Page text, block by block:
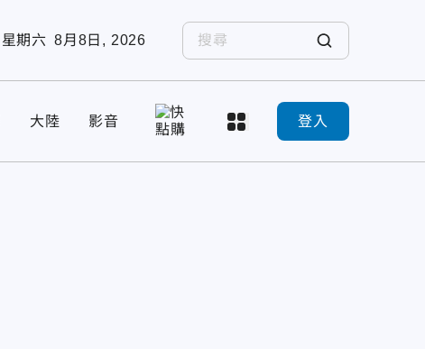
星期六 8月8日, 2026
大陸 影音 登入